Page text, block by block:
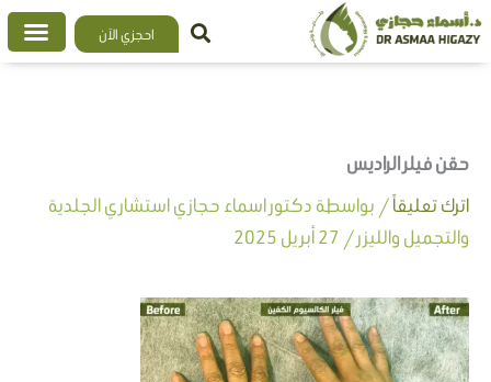
تخطي
إلى
احجزي الآن
حقن فيلر الراديس
اترك تعليقاً/ بواسطة دكتور اسماء حجازي استشاري الجلدية
والتجميل والليزر/ 27 أبريل 2025